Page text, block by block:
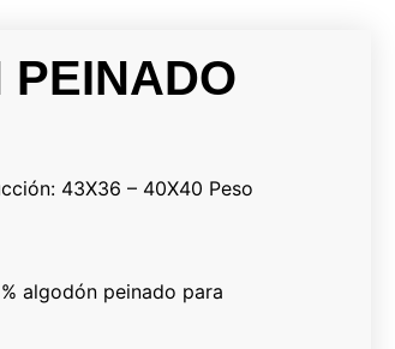
PEINADO
43X36 – 40X40 Peso
algodón peinado para